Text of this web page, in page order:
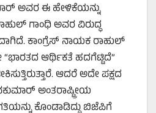
ಅವರ ಈ ಹೇಳಿಕೆಯನ್ನು
ಗಾಂಧಿ ಅವರ ವಿರುದ್ಧ
ಕಾಂಗ್ರೆಸ್ ನಾಯಕ ರಾಹುಲ್
ಆರ್ಥಿಕತೆ ಹದಗೆಟ್ಟಿದೆ”
ಆದರೆ ಅದೇ ಪಕ್ಷದ
ಅಂತರಾಷ್ಟ್ರೀಯ
ಕೊಂಡಾಡಿದ್ದು ಬಿಜೆಪಿಗೆ